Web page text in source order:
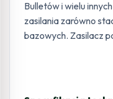
Bulletów i wielu
zasilania zarówno
bazowych. Zasilacz